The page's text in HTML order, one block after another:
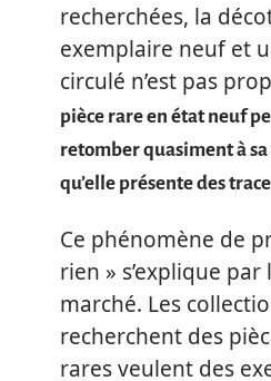
recherchées, la
exemplaire neuf et
circulé n’est pas
pièce rare en état neuf
retomber quasiment à
qu’elle présente des
Ce phénomène de
rien » s’explique
marché. Les
recherchent des
rares veulent des